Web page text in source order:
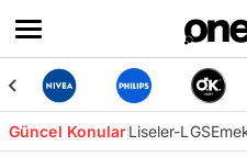
Güncel KonularLiseler-LGS